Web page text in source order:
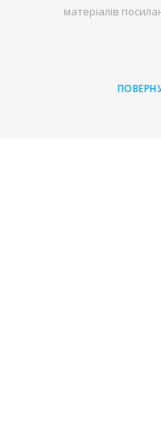
матеріалів